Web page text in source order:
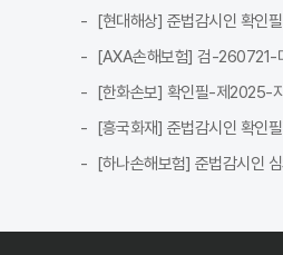
[현대해상] 준법감시인 확
[AXA손해보험] 검-
[한화손보] 확인필-제2025-
[흥국화재] 준법감시인 확
[하나손해보험] 준법감시